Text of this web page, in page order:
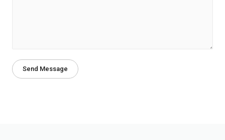
Send Message